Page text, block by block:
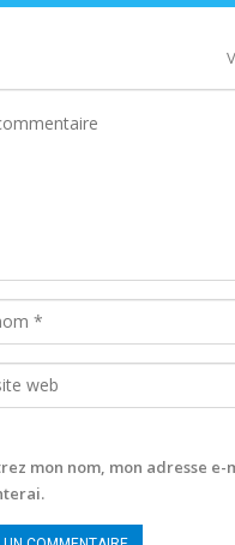
mon nom, mon adresse